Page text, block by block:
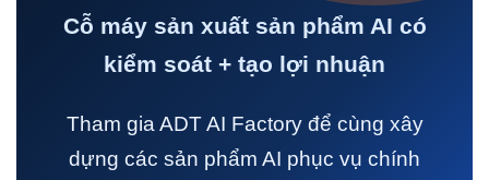
Cỗ máy sản xuất sản phẩm AI có
kiểm soát + tạo lợi nhuận
Tham gia ADT AI Factory để cùng xây
dựng các sản phẩm AI phục vụ chính